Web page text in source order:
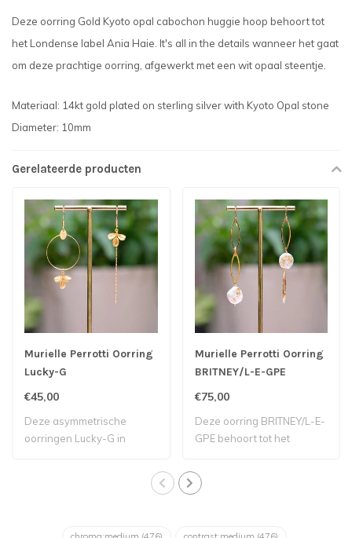
Deze oorring Gold Kyoto opal cabochon huggie hoop behoort tot
het Londense label Ania Haie. It's all in the details wanneer het gaat
om deze prachtige oorring, afgewerkt met een wit opaal steentje.
Materiaal: 14kt gold plated on sterling silver with Kyoto Opal stone
Diameter: 10mm
Gerelateerde producten
Murielle Perrotti Oorring
Lucky-G
€45,00
Deze asymmetrische
oorringen Lucky-G in
Murielle Perrotti Oorring
BRITNEY/L-E-GPE
€75,00
Deze oorring BRITNEY/L-E-
GPE behoort tot het